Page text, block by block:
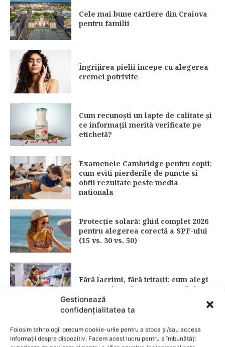
Gestionează
confidențialitatea ta
Folosim tehnologii precum cookie-urile pentru a stoca și/sau accesa
informații despre dispozitiv. Facem acest lucru pentru a îmbunătăți
Cele mai bune cartiere din Craiova
pentru familii
Îngrijirea pielii începe cu alegerea
cremei potrivite
Cum recunoști un lapte de calitate și
ce informații merită verificate pe
etichetă?
Examenele Cambridge pentru copii:
cum eviti pierderile de puncte si
obtii rezultate peste media
nationala
Protecție solară: ghid complet 2026
pentru alegerea corectă a SPF-ului
(15 vs. 30 vs. 50)
Fără lacrimi, fără iritații: cum alegi
șamponul perfect pentru copilul tău
CATEGORII POPULARE
EVENIMENTE
741